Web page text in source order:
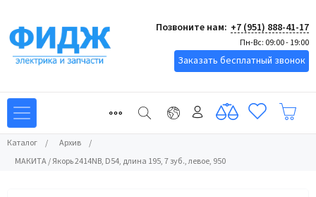
Позвоните нам: +7 (951) 888-41-17
Пн-Вс: 09:00 - 19:00
Заказать бесплатный звонок
Каталог / Архив
/
МАКИТА / Якорь 2414NB, D54, длина 195, 7 зуб., левое, 950